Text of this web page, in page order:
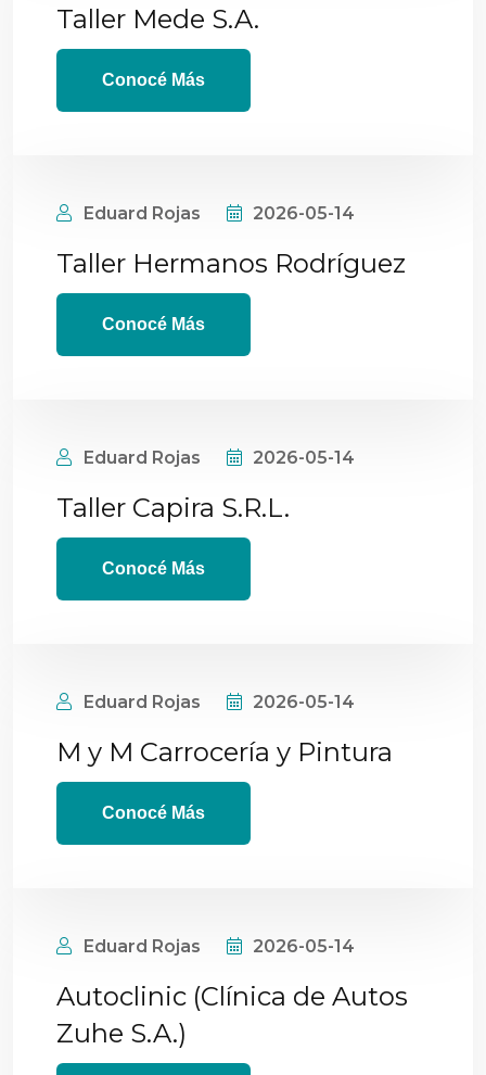
Taller Mede S.A.
Conocé Más
Eduard Rojas 2026-05-14
Taller Hermanos Rodríguez
Conocé Más
Eduard Rojas 2026-05-14
Taller Capira S.R.L.
Conocé Más
Eduard Rojas 2026-05-14
M y M Carrocería y Pintura
Conocé Más
Eduard Rojas 2026-05-14
Autoclinic (Clínica de Autos
Zuhe S.A.)